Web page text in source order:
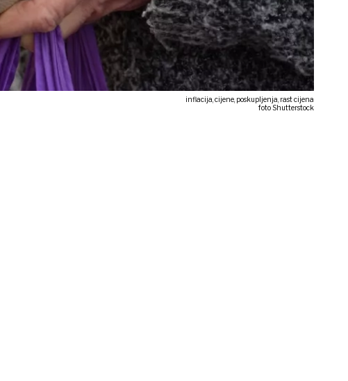
inflacija, cijene, poskupljenja, rast cijena
foto Shutterstock